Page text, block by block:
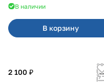
В наличии
В корзину
2 100 ₽